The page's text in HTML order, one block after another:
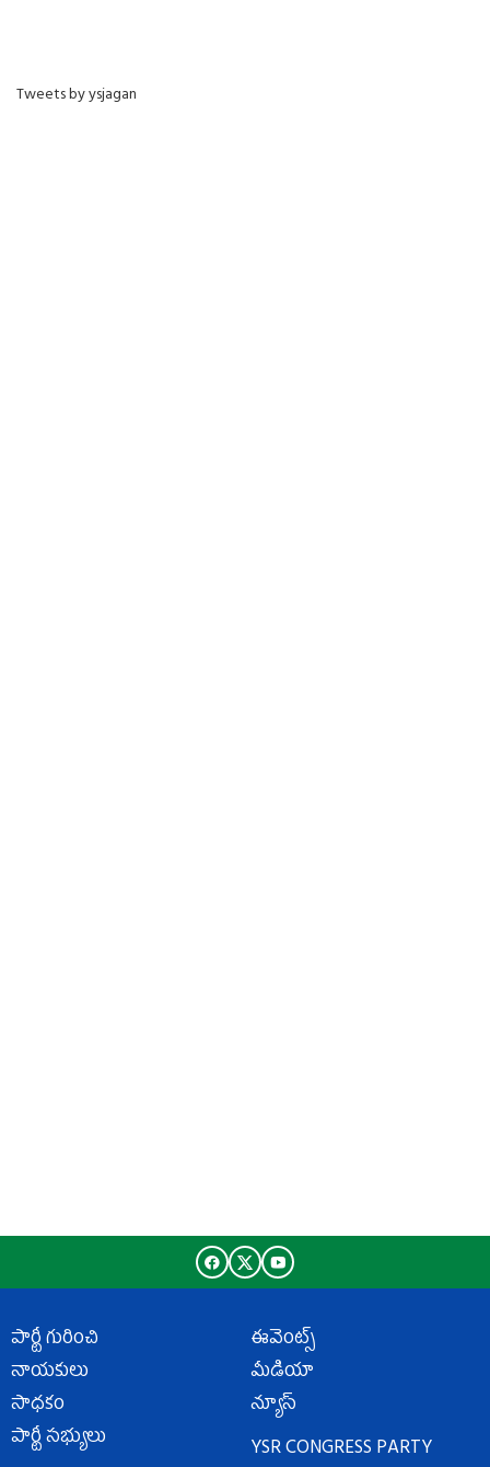
Tweets by ysjagan
పార్టీ గురించి
నాయకులు
సాధకం
పార్టీ సభ్యులు
ఈవెంట్స్
మీడియా
న్యూస్
YSR CONGRESS PARTY